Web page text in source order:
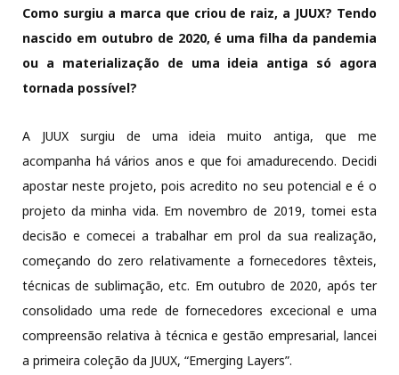
Como surgiu a marca que criou de raiz, a JUUX? Tendo
nascido em outubro de 2020, é uma filha da pandemia
ou a materialização de uma ideia antiga só agora
tornada possível?
A JUUX surgiu de uma ideia muito antiga, que me
acompanha há vários anos e que foi amadurecendo. Decidi
apostar neste projeto, pois acredito no seu potencial e é o
projeto da minha vida. Em novembro de 2019, tomei esta
decisão e comecei a trabalhar em prol da sua realização,
começando do zero relativamente a fornecedores têxteis,
técnicas de sublimação, etc. Em outubro de 2020, após ter
consolidado uma rede de fornecedores excecional e uma
compreensão relativa à técnica e gestão empresarial, lancei
a primeira coleção da JUUX, “Emerging Layers”.